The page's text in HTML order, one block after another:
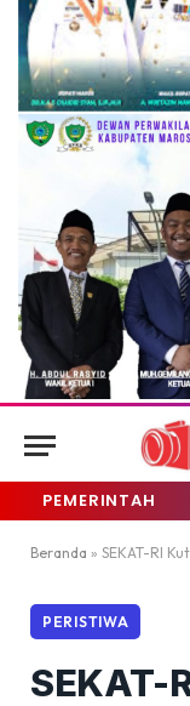
PEMERINTAH
Beranda » SEKAT-RI Kutuk
PERISTIWA
SEKAT-